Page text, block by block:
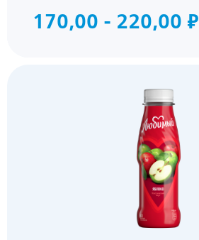
170,00 - 220,00 ₽